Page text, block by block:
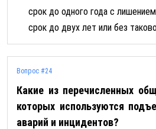
срок до одного года с
срок до двух лет или без
Вопрос #24
Какие из перечисленных
которых используются
аварий и инцидентов?